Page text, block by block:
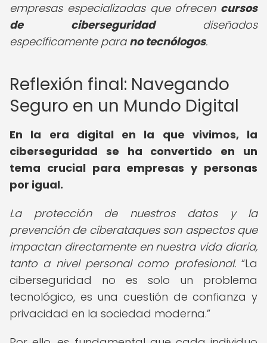
empresas especializadas que ofrecen cursos
de ciberseguridaddiseñados
específicamente para no tecnólogos.
Reflexión final: Navegando
Seguro en un Mundo Digital
En la era digital en la que vivimos, la
ciberseguridad se ha convertido en un
tema crucial para empresas y personas
por igual.
La protección de nuestros datos y la
prevención de ciberataques son aspectos que
impactan directamente en nuestra vida diaria,
tanto a nivel personal como profesional.
La
ciberseguridad no es solo un problema
tecnológico, es una cuestión de confianza y
privacidad en la sociedad moderna.